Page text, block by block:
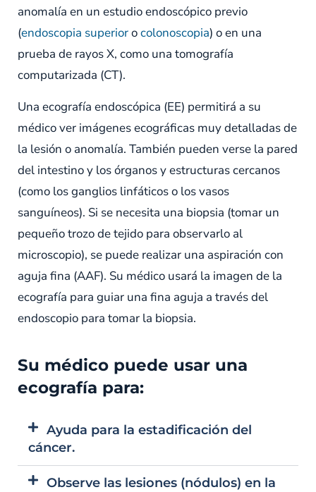
anomalía en un estudio endoscópico previo
(endoscopia superiorocolonoscopia) o en una
prueba de rayos X, como una tomografía
computarizada (CT).
Una ecografía endoscópica (EE) permitirá a su
médico ver imágenes ecográficas muy detalladas de
la lesión o anomalía. También pueden verse la pared
del intestino y los órganos y estructuras cercanos
(como los ganglios linfáticos o los vasos
sanguíneos). Si se necesita una biopsia (tomar un
pequeño trozo de tejido para observarlo al
microscopio), se puede realizar una aspiración con
aguja fina (AAF). Su médico usará la imagen de la
ecografía para guiar una fina aguja a través del
endoscopio para tomar la biopsia.
Su médico puede usar una
ecografía para:
Ayuda para la estadificación del
cáncer.
Observe las lesiones (nódulos) en la